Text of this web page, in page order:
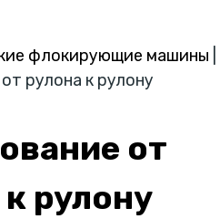
флокирующие машины
рулона к рулону
от
рулону